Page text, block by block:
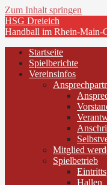
Zum Inhalt springen
HSG Dreieich
Handball im Rhein-Main-
Startseite
Spielberichte
Vereinsinfos
Mitglied
Spielbetrieb
Hallen